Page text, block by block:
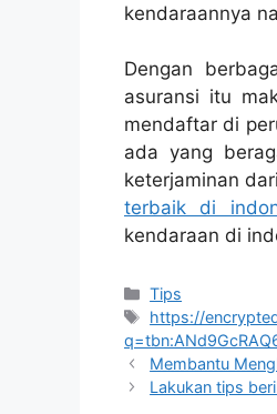
kendaraannya
Dengan
asuransi itu
mendaftar di
ada yang
keterjaminan
terbaik di
kendaraan di
Categories
Tips
Tags
https://
Membantu
Lakukan tips